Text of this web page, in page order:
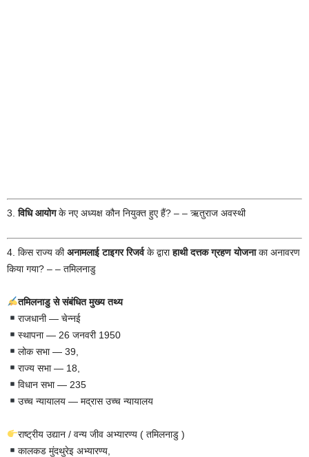
3.विधि आयोगके नए अध्यक्ष कौन नियुक्त हुए हैं? – – ऋतुराज अवस्थी
4. किस राज्य कीअनामलाई टाइगर रिजर्वके द्वाराहाथी दत्तक ग्रहण योजनाका अनावरण
किया गया? – – तमिलनाडु
तमिलनाडु से संबंधित मुख्य तथ्य
राजधानी — चेन्नई
स्थापना — 26 जनवरी 1950
लोक सभा — 39,
राज्य सभा — 18,
विधान सभा — 235
उच्च न्यायालय — मद्रास उच्च न्यायालय
राष्ट्रीय उद्यान / वन्य जीव अभ्यारण्य ( तमिलनाडु )
कालकड मुंदथुरेइ अभ्यारण्य,